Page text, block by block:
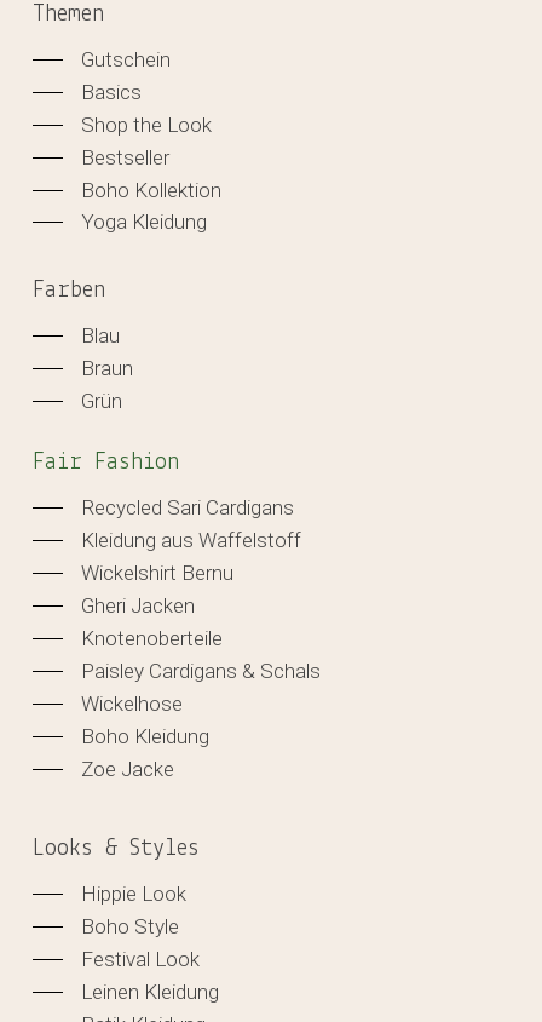
Themen
Gutschein
Basics
Shop the Look
Bestseller
Boho Kollektion
Yoga Kleidung
Farben
Blau
Braun
Grün
Fair Fashion
Recycled Sari Cardigans
Kleidung aus Waffelstoff
Wickelshirt Bernu
Gheri Jacken
Knotenoberteile
Paisley Cardigans & Schals
Wickelhose
Boho Kleidung
Zoe Jacke
Looks & Styles
Hippie Look
Boho Style
Festival Look
Leinen Kleidung